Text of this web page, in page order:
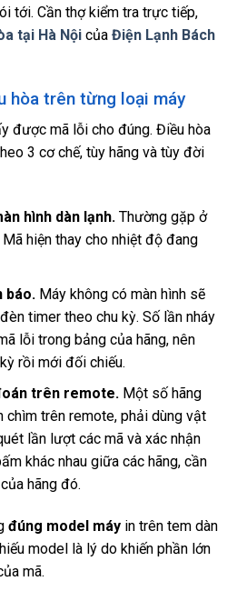
tới. Cần thợ kiểm tra trực tiếp,
tại Hà Nội của Điện Lạnh Bách
hòa trên từng loại máy
được mã lỗi cho đúng. Điều hòa
3 cơ chế, tùy hãng và tùy đời
hình dàn lạnh.Thường gặp ở
hiện thay cho nhiệt độ đang
báo.Máy không có màn hình sẽ
timer theo chu kỳ. Số lần nháy
lỗi trong bảng của hãng, nên
rồi mới đối chiếu.
trên remote.Một số hãng
chìm trên remote, phải dùng vật
lần lượt các mã và xác nhận
khác nhau giữa các hãng, cần
hãng đó.
đúng model máy in trên tem dàn
model là lý do khiến phần lớn
mã.